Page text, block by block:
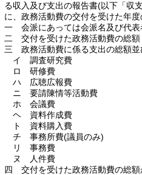
る収入及び支出の報告書(以下「収
に、政務活動費の交付を受けた年
一
会派にあっては会派名及び代
二
交付を受けた政務活動費の総額
三
政務活動費に係る支出の総額
イ
調査研究費
ロ
研修費
ハ
広聴広報費
ニ
要請陳情等活動費
ホ
会議費
ヘ
資料作成費
ト
資料購入費
チ
事務所費(議員のみ)
リ
事務費
ヌ
人件費
四
交付を受けた政務活動費の総